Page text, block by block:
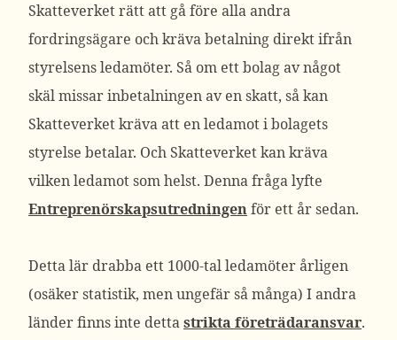
Skatteverket rätt att gå före alla andra
fordringsägare och kräva betalning direkt ifrån
styrelsens ledamöter. Så om ett bolag av något
skäl missar inbetalningen av en skatt, så kan
Skatteverket kräva att en ledamot i bolagets
styrelse betalar. Och Skatteverket kan kräva
vilken ledamot som helst. Denna fråga lyfte
Entreprenörskapsutredningenför ett år sedan.
Detta lär drabba ett 1000-tal ledamöter årligen
(osäker statistik, men ungefär så många) I andra
länder finns inte dettastrikta företrädaransvar.